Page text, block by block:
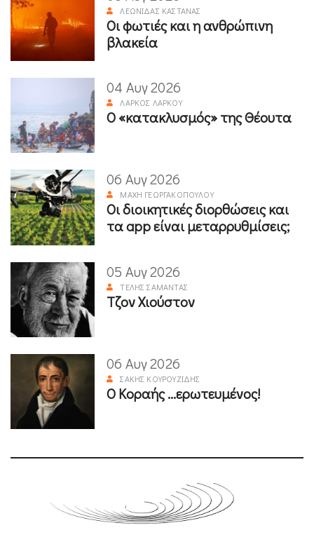
ΛΕΩΝΊΔΑΣ ΚΑΣΤΑΝΆΣ
Οι φωτιές και η ανθρώπινη
βλακεία
04 Αυγ 2026
ΛΆΡΚΟΣ ΛΆΡΚΟΥ
Ο «κατακλυσμός» της Θέουτα
06 Αυγ 2026
ΜΆΧΗ ΓΕΩΡΓΑΚΟΠΟΎΛΟΥ
Οι διοικητικές διορθώσεις και
τα app είναι μεταρρυθμίσεις;
05 Αυγ 2026
ΤΈΛΗΣ ΣΑΜΑΝΤΆΣ
Τζον Χιούστον
06 Αυγ 2026
ΣΆΚΗΣ ΚΟΥΡΟΥΖΊΔΗΣ
Ο Κοραής ...ερωτευμένος!